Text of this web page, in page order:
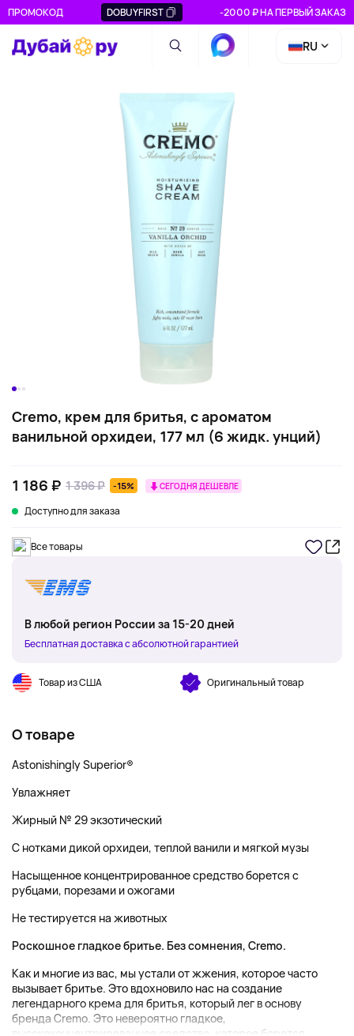
ПРОМОКОД DOBUYFIRST -2000 ₽ НА ПЕРВЫЙ ЗАКАЗ
RU
Cremo, крем для бритья, с ароматом
ванильной орхидеи, 177 мл (6 жидк. унций)
1 186 ₽ 1 396 ₽ -15% СЕГОДНЯ ДЕШЕВЛЕ
Доступно для заказа
Все товары
В любой регион России за 15-20 дней
Бесплатная доставка с абсолютной гарантией
Товар из США Оригинальный товар
О товаре
Astonishingly Superior®
Увлажняет
Жирный № 29 экзотический
С нотками дикой орхидеи, теплой ванили и мягкой музы
Насыщенное концентрированное средство борется с
рубцами, порезами и ожогами
Не тестируется на животных
Роскошное гладкое бритье. Без сомнения, Cremo.
Как и многие из вас, мы устали от жжения, которое часто
вызывает бритье. Это вдохновило нас на создание
легендарного крема для бритья, который лег в основу
бренда Cremo. Это невероятно гладкое,